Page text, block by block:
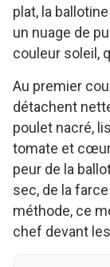
plat, la
un nuage de
couleur soleil,
Au premier
détachent
poulet nacré,
tomate et
peur de la
sec, de la
méthode, ce
chef devant